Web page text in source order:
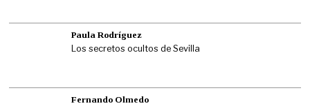
Paula Rodríguez
Los secretos ocultos de Sevilla
Fernando Olmedo